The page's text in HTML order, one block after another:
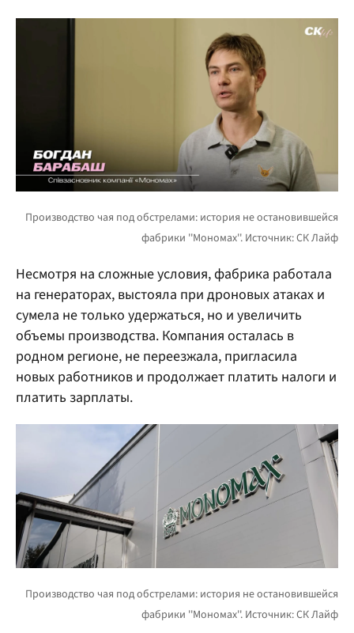
Несмотря на сложные условия, фабрика работала
на генераторах, выстояла при дроновых атаках и
сумела не только удержаться, но и увеличить
объемы производства. Компания осталась в
родном регионе, не переезжала, пригласила
новых работников и продолжает платить налоги и
платить зарплаты.